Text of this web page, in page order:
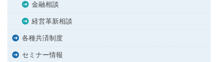
金融相談
経営革新相談
各種共済制度
セミナー情報